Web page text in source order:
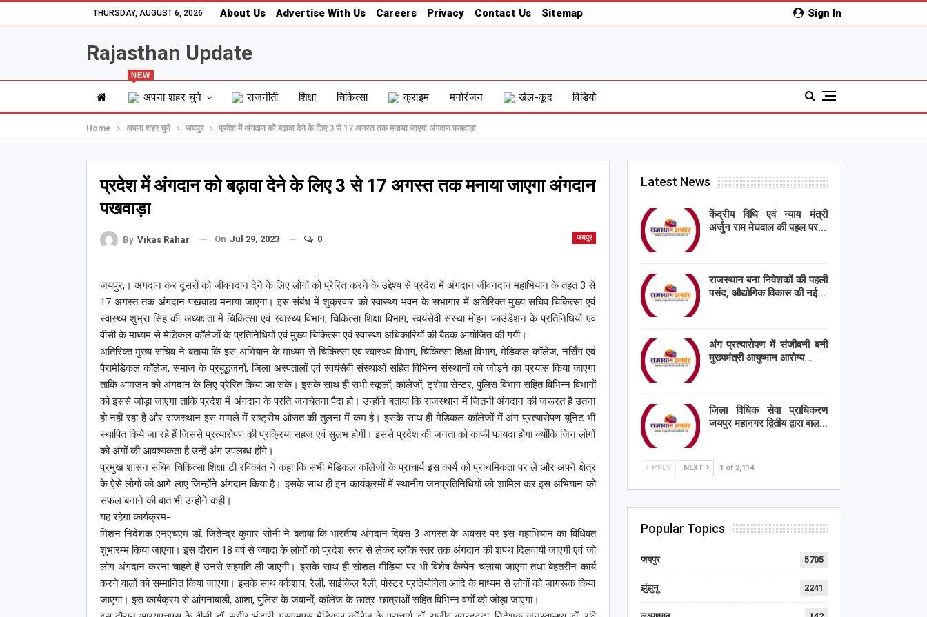
Sign In
THURSDAY, AUGUST 6, 2026 About Us Advertise With Us Careers Privacy Contact Us Sitemap
Rajasthan Update
अपना शहर चुने
NEW
राजनीती शिक्षा चिकित्सा क्राइम मनोरंजन खेल-कूद विडियो
Home अपना शहर चुने जयपुर प्रदेश में अंगदान को बढ़ावा देने के लिए 3 से 17 अगस्त तक मनाया जाएगा अंगदान पखवाड़ा
प्रदेश में अंगदान को बढ़ावा देने के लिए 3 से 17 अगस्त तक मनाया जाएगा अंगदान
पखवाड़ा
जयपुर
By Vikas Rahar On Jul 29, 2023 0
जयपुर,। अंगदान कर दूसरों को जीवनदान देने के लिए लोगों को प्रेरित करने के उद्देश्य से प्रदेश में अंगदान जीवनदान महाभियान के तहत 3 से
17 अगस्त तक अंगदान पखवाडा मनाया जाएगा। इस संबंध में शुक्रवार को स्वास्थ्य भवन के सभागार में अतिरिक्त मुख्य सचिव चिकित्सा एवं
स्वास्थ्य शुभ्रा सिंह की अध्यक्षता में चिकित्सा एवं स्वास्थ्य विभाग, चिकित्सा शिक्षा विभाग, स्वयंसेवी संस्था मोहन फाउंडेशन के प्रतिनिधियों एवं
वीसी के माध्यम से मेडिकल कॉलेजों के प्रतिनिधियों एवं मुख्य चिकित्सा एवं स्वास्थ्य अधिकारियों की बैठक आयोजित की गयी।
अतिरिक्त मुख्य सचिव ने बताया कि इस अभियान के माध्यम से चिकित्सा एवं स्वास्थ्य विभाग, चिकित्सा शिक्षा विभाग, मेडिकल कॉलेज, नर्सिंग एवं
पैरामेडिकल कॉलेज, समाज के प्रबुद्धजनों, जिला अस्पतालों एवं स्वयंसेवी संस्थाओं सहित विभिन्न संस्थानों को जोड़ने का प्रयास किया जाएगा
ताकि आमजन को अंगदान के लिए प्रेरित किया जा सके। इसके साथ ही सभी स्कूलों, कॉलेजों, ट्रोमा सेन्टर, पुलिस विभाग सहित विभिन्न विभागों
को इससे जोड़ा जाएगा ताकि प्रदेश में अंगदान के प्रति जनचेतना पैदा हो। उन्होंने बताया कि राजस्थान में जितनी अंगदान की जरूरत है उतना
हो नहीं रहा है और राजस्थान इस मामले में राष्ट्रीय औसत की तुलना में कम है। इसके साथ ही मेडिकल कॉलेजों में अंग प्रत्यारोपण यूनिट भी
स्थापित किये जा रहे हैं जिससे प्रत्यारोपण की प्रक्रिया सहज एवं सुलभ होगी। इससे प्रदेश की जनता को काफी फायदा होगा क्योंकि जिन लोगों
को अंगों की आवश्यकता है उन्हें अंग उपलब्ध होंगे।
प्रमुख शासन सचिव चिकित्सा शिक्षा टी रविकांत ने कहा कि सभी मेडिकल कॉलेजों के प्राचार्य इस कार्य को प्राथमिकता पर लें और अपने क्षेत्र
के ऐसे लोगों को आगे लाए जिन्होंने अंगदान किया है। इसके साथ ही इन कार्यक्रमों में स्थानीय जनप्रतिनिधियों को शामिल कर इस अभियान को
सफल बनाने की बात भी उन्होंने कही।
यह रहेगा कार्यक्रम-
मिशन निदेशक एनएचएम डॉ. जितेन्द्र कुमार सोनी ने बताया कि भारतीय अंगदान दिवस 3 अगस्त के अवसर पर इस महाभियान का विधिवत
शुभारम्भ किया जाएगा। इस दौरान 18 वर्ष से ज्यादा के लोगों को प्रदेश स्तर से लेकर ब्लॉक स्तर तक अंगदान की शपथ दिलवायी जाएगी एवं जो
लोग अंगदान करना चाहते हैं उनसे सहमति ली जाएगी। इसके साथ ही सोशल मीडिया पर भी विशेष कैम्पेन चलाया जाएगा तथा बेहतरीन कार्य
करने वालों को सम्मानित किया जाएगा। इसके साथ वर्कशाप, रैली, साईकिल रैली, पोस्टर प्रतियोगिता आदि के माध्यम से लोगों को जागरूक किया
जाएगा। इस कार्यक्रम से आंगनाबाडी, आशा, पुलिस के जवानों, कॉलेज के छात्र-छात्राओं सहित विभिन्न वर्गों को जोड़ा जाएगा।
Latest News
केंद्रीय विधि एवं न्याय मंत्री
अर्जुन राम मेघवाल की पहल पर…
राजस्थान बना निवेशकों की पहली
पसंद, औद्योगिक विकास की नई…
अंग प्रत्यारोपण में संजीवनी बनी
मुख्यमंत्री आयुष्मान आरोग्य…
जिला विधिक सेवा प्राधिकरण
जयपुर महानगर द्वितीय द्वारा बाल…
PREV NEXT 1 of 2,114
Popular Topics
जयपुर 5705
झुंझुनू 2241